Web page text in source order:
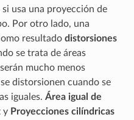
si usa una proyección de
Por otro lado, una
resultado distorsiones
se trata de áreas
mucho menos
distorsionen cuando se
iguales. Área igual de
y Proyecciones cilíndricas